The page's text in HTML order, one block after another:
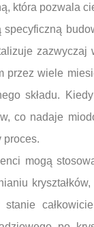
która pozwala
przez wiele
składu.
co nadaje
proces.
mogą